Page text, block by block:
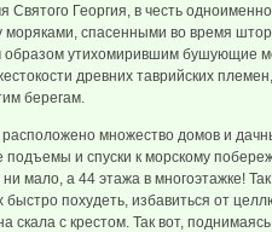
Георгия, в честь
моряками, спасенными во время
образом утихомирившим бушующие
древних таврийских
берегам.
множество домов и
и спуски к морскому
мало, а 44 этажа в многоэтажке!
похудеть, избавиться от
с крестом. Так вот,